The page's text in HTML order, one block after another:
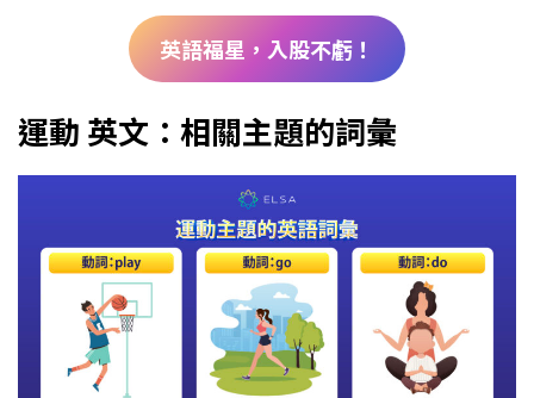
英語福星，入股不虧！
運動 英文：相關主題的詞彙